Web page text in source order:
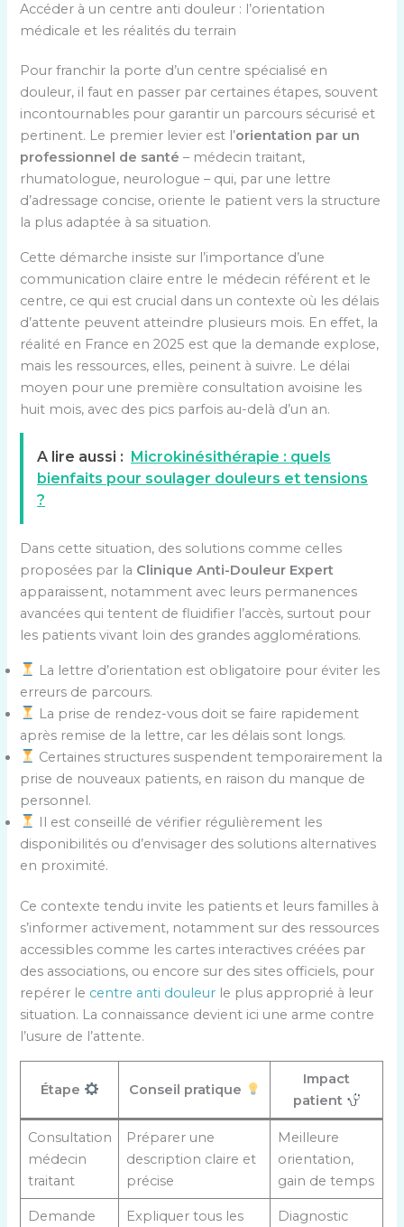
Accéder à un centre anti douleur : l’orientation
médicale et les réalités du terrain
Pour franchir la porte d’un centre spécialisé en
douleur, il faut en passer par certaines étapes, souvent
incontournables pour garantir un parcours sécurisé et
pertinent. Le premier levier est l’orientation par un
professionnel de santé – médecin traitant,
rhumatologue, neurologue – qui, par une lettre
d’adressage concise, oriente le patient vers la structure
la plus adaptée à sa situation.
Cette démarche insiste sur l’importance d’une
communication claire entre le médecin référent et le
centre, ce qui est crucial dans un contexte où les délais
d’attente peuvent atteindre plusieurs mois. En effet, la
réalité en France en 2025 est que la demande explose,
mais les ressources, elles, peinent à suivre. Le délai
moyen pour une première consultation avoisine les
huit mois, avec des pics parfois au-delà d’un an.
A lire aussi : Microkinésithérapie : quels
bienfaits pour soulager douleurs et tensions
?
Dans cette situation, des solutions comme celles
proposées par la Clinique Anti-Douleur Expert
apparaissent, notamment avec leurs permanences
avancées qui tentent de fluidifier l’accès, surtout pour
les patients vivant loin des grandes agglomérations.
La lettre d’orientation est obligatoire pour éviter les
erreurs de parcours.
La prise de rendez-vous doit se faire rapidement
après remise de la lettre, car les délais sont longs.
Certaines structures suspendent temporairement la
prise de nouveaux patients, en raison du manque de
personnel.
Il est conseillé de vérifier régulièrement les
disponibilités ou d’envisager des solutions alternatives
en proximité.
Ce contexte tendu invite les patients et leurs familles à
s’informer activement, notamment sur des ressources
accessibles comme les cartes interactives créées par
des associations, ou encore sur des sites officiels, pour
repérer le centre anti douleur le plus approprié à leur
situation. La connaissance devient ici une arme contre
l’usure de l’attente.
Étape Conseil pratique
Impact
patient
Consultation
médecin
traitant
Préparer une
description claire et
précise
Meilleure
orientation,
gain de temps
Demande
Expliquer tous les
Diagnostic